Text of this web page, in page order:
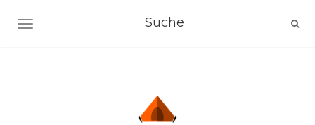
NAVIGATION EIN-/AUSSCHALTEN